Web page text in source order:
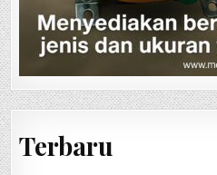
Terbaru